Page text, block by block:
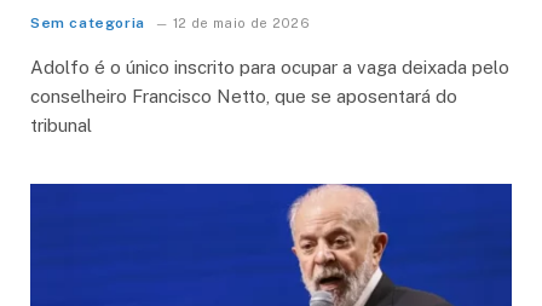
Sem categoria 12 de maio de 2026
Adolfo é o único inscrito para ocupar a vaga deixada pelo
conselheiro Francisco Netto, que se aposentará do
tribunal